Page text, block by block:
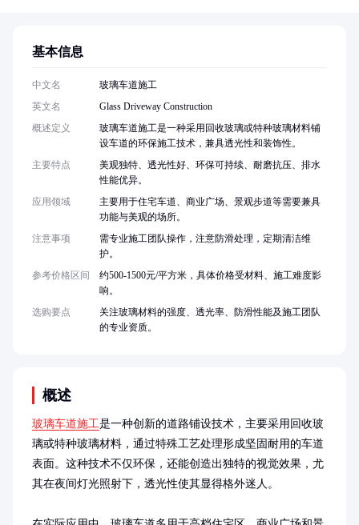
概述
玻璃车道施工是一种创新的道路铺设技术，主要采用回收玻
璃或特种玻璃材料，通过特殊工艺处理形成坚固耐用的车道
表面。这种技术不仅环保，还能创造出独特的视觉效果，尤
其在夜间灯光照射下，透光性使其显得格外迷人。
基本信息
中文名
玻璃车道施工
英文名
Glass Driveway Construction
概述定义
玻璃车道施工是一种采用回收玻璃或特种玻璃材料铺
设车道的环保施工技术，兼具透光性和装饰性。
主要特点
美观独特、透光性好、环保可持续、耐磨抗压、排水
性能优异。
应用领域
主要用于住宅车道、商业广场、景观步道等需要兼具
功能与美观的场所。
注意事项
需专业施工团队操作，注意防滑处理，定期清洁维
护。
参考价格区间
约500-1500元/平方米，具体价格受材料、施工难度影
响。
选购要点
关注玻璃材料的强度、透光率、防滑性能及施工团队
的专业资质。